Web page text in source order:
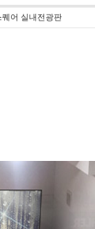
어 실내전광판